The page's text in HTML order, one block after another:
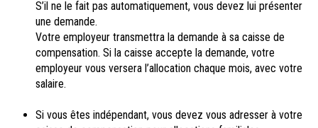
S’il ne le fait pas automatiquement, vous devez lui présenter
une demande.
Votre employeur transmettra la demande à sa caisse de
compensation. Si la caisse accepte la demande, votre
employeur vous versera l’allocation chaque mois, avec votre
salaire.
Si vous êtes indépendant, vous devez vous adresser à votre